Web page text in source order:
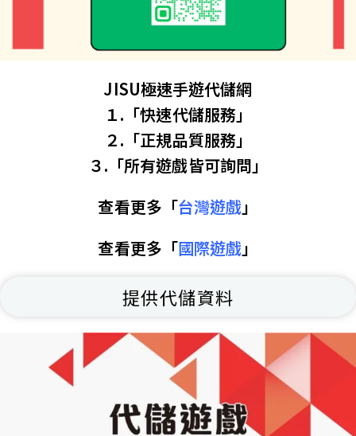
JISU極速手遊代儲網
１.「快速代儲服務」
２.「正規品質服務」
３.「所有遊戲皆可詢問」
查看更多「台灣遊戲」
查看更多「國際遊戲」
提供代儲資料